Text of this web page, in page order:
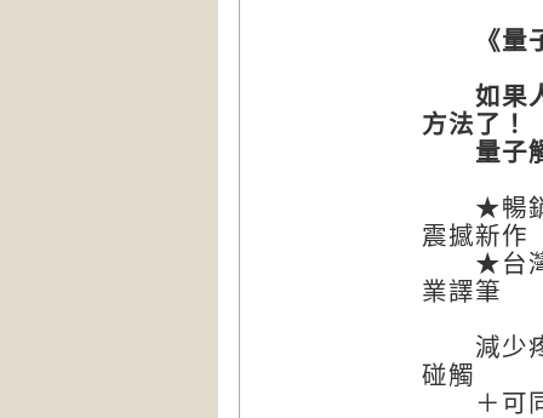
《量子
如果人
方法了！
量子觸
★暢銷
震撼新作
★台灣
業譯筆
減少疼
碰觸
＋可同